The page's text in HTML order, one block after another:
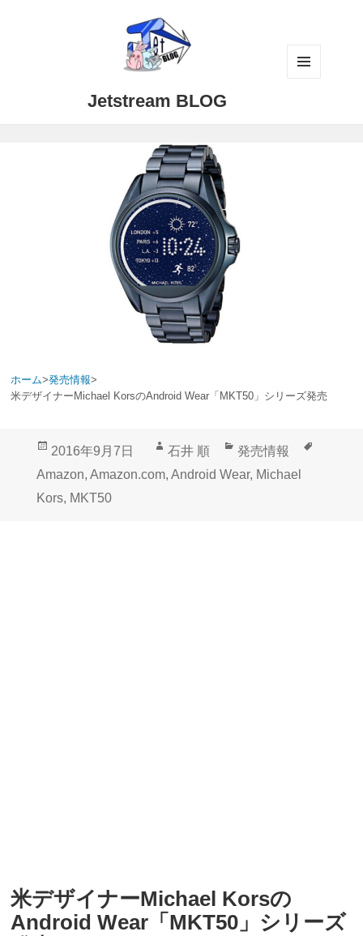
Jetstream BLOG
ホーム>発売情報>
米デザイナーMichael KorsのAndroid Wear「MKT50」シリーズ発売
投
稿
日:
2016年9月7日
作
成
石井 順
カ
テ
発売情報
Amazon, Amazon.com, Android Wear, Michael
Kors, MKT50
米デザイナーMichael Korsの
Android Wear「MKT50」シリーズ